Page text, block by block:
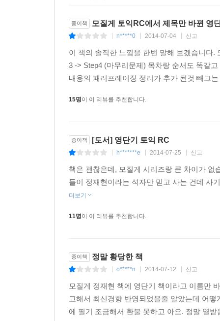
종이책 모질게 토익RC에서 제목만 바뀐 영
n*****0 2014-07-04 신고
이 책의 솔직한 느낌을 한번 말해 보겠습니다
3 -> Step4 (마무리문제) 목차랑 순서도 똑같
내용의 패러프레이징 정리가 추가 된것 빼고
15명이 이 리뷰를 추천합니다.
종이책 [도서] 영단기 토익 RC
h*******e 2014-07-25 신고
책은 괜찮은데, 모질게 시리즈랑 큰 차이가
들이 정재현이라는 석자만 믿고 사는 건데 사
더보기
11명이 이 리뷰를 추천합니다.
종이책 정말 황당한 책
o*****n 2014-07-12 신고
모질게 정재현 책에 영단기 책이라고 이름만
고해서 최신경향 반영되었을줄 알았는데 어
에 필기 조금해서 환불 못하고 아오. 정말 열